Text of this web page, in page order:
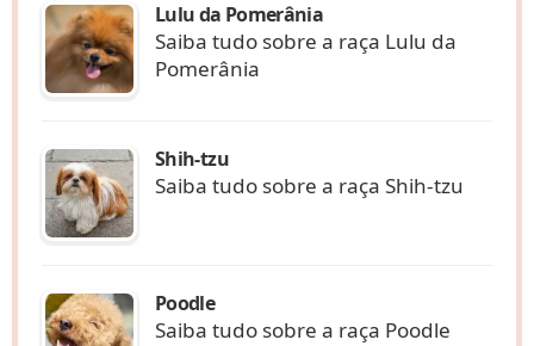
Lulu da Pomerânia
Saiba tudo sobre a raça Lulu da
Pomerânia
Shih-tzu
Saiba tudo sobre a raça Shih-tzu
Poodle
Saiba tudo sobre a raça Poodle